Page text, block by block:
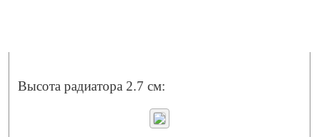
Высота радиатора 2.7 см: